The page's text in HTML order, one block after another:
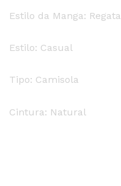
Estilo da Manga: Regata
Estilo: Casual
Tipo: Camisola
Cintura: Natural